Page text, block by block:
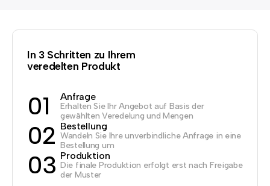
In 3 Schritten zu Ihrem
veredelten Produkt
01 Anfrage
Erhalten Sie Ihr Angebot auf Basis der
gewählten Veredelung und Mengen
02 Bestellung
Wandeln Sie Ihre unverbindliche Anfrage in eine
Bestellung um
03 Produktion
Die finale Produktion erfolgt erst nach Freigabe
der Muster